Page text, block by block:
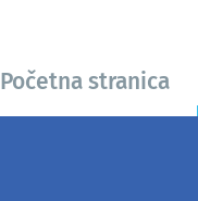
Početna stranica